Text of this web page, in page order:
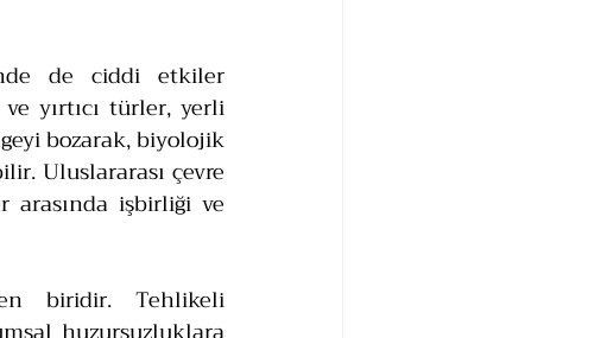
de ciddi etkiler
yırtıcı türler, yerli
bozarak, biyolojik
Uluslararası çevre
işbirliği ve
biridir. Tehlikeli